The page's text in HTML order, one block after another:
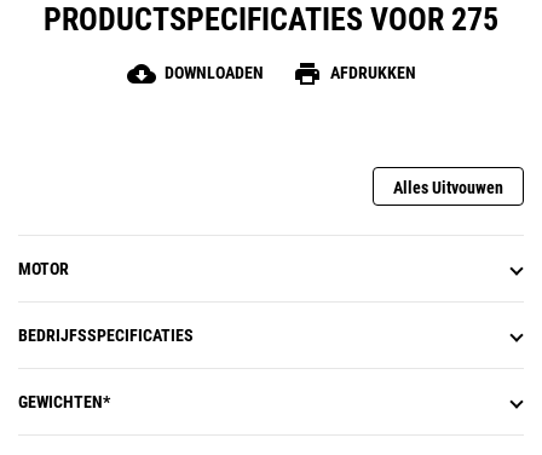
PRODUCTSPECIFICATIES VOOR 275
cloud_download DOWNLOADEN print AFDRUKKEN
Alles Uitvouwen
MOTOR
BEDRIJFSSPECIFICATIES
GEWICHTEN*